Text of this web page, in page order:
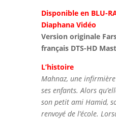
Disponible en BLU-
Diaphana Vidéo
Version originale
français DTS-HD
L’histoire
Mahnaz, une
ses enfants. Alors
son petit ami Hamid,
renvoyé de l’école.